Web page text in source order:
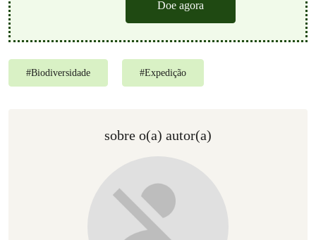
Doe agora
#Biodiversidade #Expedição
sobre o(a) autor(a)